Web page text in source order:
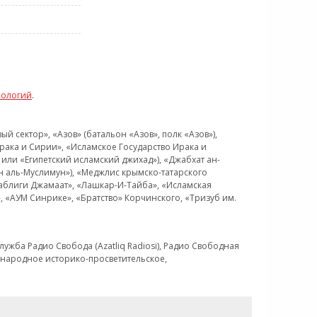
.
«Азов» (батальон «Азов», полк «Азов»),
и Сирии», «Исламское Государство Ирака и
«Египетский исламский джихад»), «Джабхат ан-
Муслимун»), «Меджлис крымско-татарского
Джамаат», «Лашкар-И-Тайба», «Исламская
Синрике», «Братство» Корчинского, «Тризуб им.
Радио Свобода (Azatliq Radiosi), Радио Свободная
историко-просветительское,